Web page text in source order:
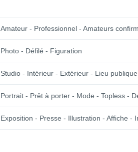
Amateur - Professionnel - Amateurs
Photo - Défilé - Figuration
Studio - Intérieur - Extérieur - Lieu
Portrait - Prêt à porter - Mode - Topless -
Exposition - Presse - Illustration - Affiche -